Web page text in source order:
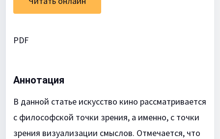
PDF
Аннотация
В данной статье искусство кино рассматривается
с философской точки зрения, а именно, с точки
зрения визуализации смыслов. Отмечается, что